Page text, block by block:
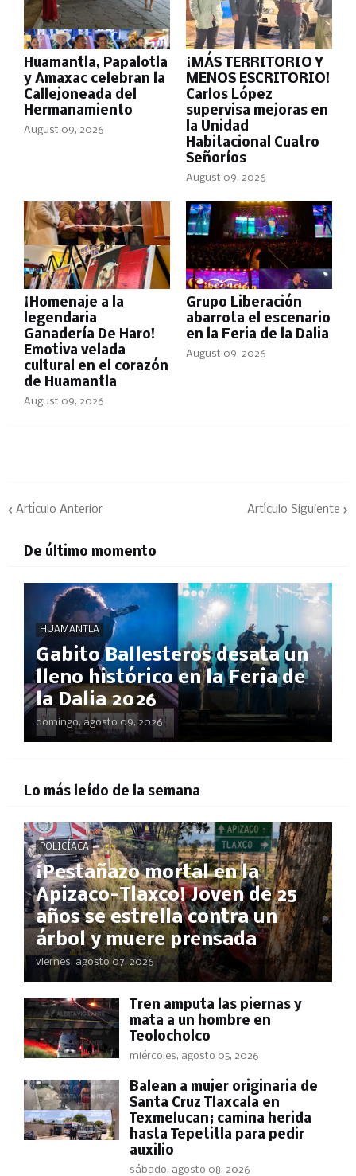
Huamantla, Papalotla
y Amaxac celebran la
Callejoneada del
Hermanamiento
August 09, 2026
¡MÁS TERRITORIO Y
MENOS ESCRITORIO!
Carlos López
supervisa mejoras en
la Unidad
Habitacional Cuatro
Señoríos
August 09, 2026
¡Homenaje a la
legendaria
Ganadería De Haro!
Emotiva velada
cultural en el corazón
de Huamantla
August 09, 2026
Grupo Liberación
abarrota el escenario
en la Feria de la Dalia
August 09, 2026
Artículo Anterior Artículo Siguiente
De último momento
HUAMANTLA
Gabito Ballesteros desata un
lleno histórico en la Feria de
la Dalia 2026
domingo, agosto 09, 2026
Lo más leído de la semana
POLICÍACA
¡Pestañazo mortal en la
Apizaco-Tlaxco! Joven de 25
años se estrella contra un
árbol y muere prensada
viernes, agosto 07, 2026
Tren amputa las piernas y
mata a un hombre en
Teolocholco
miércoles, agosto 05, 2026
Balean a mujer originaria de
Santa Cruz Tlaxcala en
Texmelucan; camina herida
hasta Tepetitla para pedir
auxilio
sábado, agosto 08, 2026